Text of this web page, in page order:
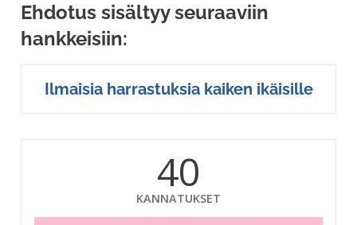
Ehdotus sisältyy seuraaviin
hankkeisiin:
Ilmaisia harrastuksia kaiken ikäisille
40
KANNATUKSET